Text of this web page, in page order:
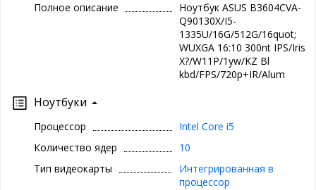
Полное описание
Ноутбук ASUS B3604CVA-
Q90130X/I5-
1335U/16G/512G/16quot;
WUXGA 16:10 300nt IPS/Iris
X?/W11P/1yw/KZ Bl
kbd/FPS/720p+IR/Alum
Ноутбуки
Процессор
Intel Core i5
Количество ядер
10
Тип видеокарты
Интегрированная в
процессор